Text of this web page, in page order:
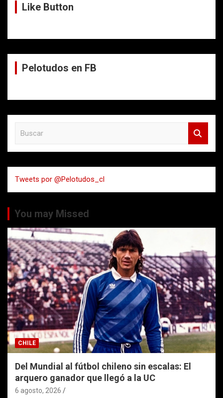
Like Button
Pelotudos en FB
a
r
Tweets por @Pelotudos_cl
You may Missed
CHILE
Del Mundial al fútbol chileno sin escalas: El
arquero ganador que llegó a la UC
6 agosto, 2026